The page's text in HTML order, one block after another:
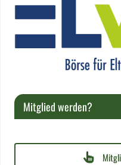
Mitglied werden?